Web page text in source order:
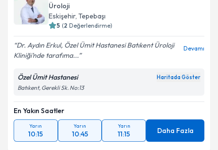
Üroloji
Eskişehir, Tepebaşı
5 (2 Değerlendirme)
Dr. Aydın Erkul, Özel Ümit Hastanesi Batıkent Üroloji
Kliniği’nde tarafıma...
Devamı
Özel Ümit Hastanesi Haritada Göster
Batıkent, Gerekli Sk. No:13
En Yakın Saatler
Yarın
10:15
Yarın
10:45
Yarın
11:15 Daha Fazla